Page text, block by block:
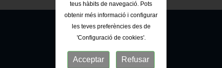
teus hàbits de navegació. Pots
obtenir més informació i configurar
les teves preferències des de
'Configuració de cookies'.
Acceptar Refusar